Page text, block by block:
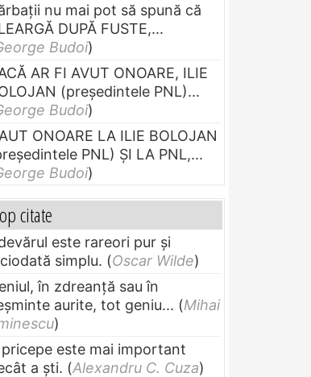
nu mai pot să spună că
DUPĂ FUSTE,...
Budoi)
AR FI AVUT ONOARE, ILIE
(preşedintele PNL)...
Budoi)
ONOARE LA ILIE BOLOJAN
PNL) ŞI LA PNL,...
Budoi)
citate
este rareori pur și
simplu. (Oscar Wilde)
în zdreanţă sau în
aurite, tot geniu... (Mihai
)
pricepe este mai important
a ști. (Alexandru C. Cuza)